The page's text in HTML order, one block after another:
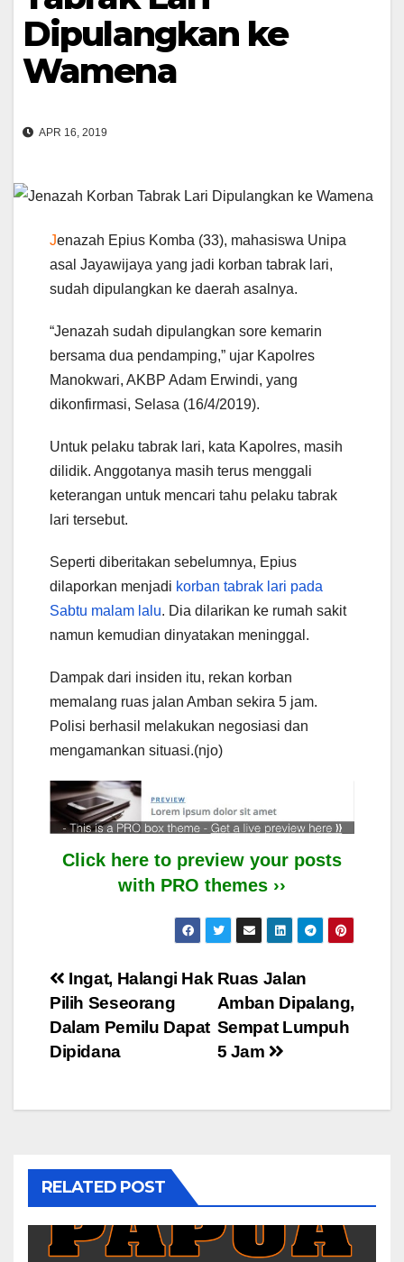
Dipulangkan ke
Wamena
APR 16, 2019
Jenazah Epius Komba (33), mahasiswa Unipa
asal Jayawijaya yang jadi korban tabrak lari,
sudah dipulangkan ke daerah asalnya.
“Jenazah sudah dipulangkan sore kemarin
bersama dua pendamping,” ujar Kapolres
Manokwari, AKBP Adam Erwindi, yang
dikonfirmasi, Selasa (16/4/2019).
Untuk pelaku tabrak lari, kata Kapolres, masih
dilidik. Anggotanya masih terus menggali
keterangan untuk mencari tahu pelaku tabrak
lari tersebut.
Seperti diberitakan sebelumnya, Epius
dilaporkan menjadi korban tabrak lari pada
Sabtu malam lalu. Dia dilarikan ke rumah sakit
namun kemudian dinyatakan meninggal.
Dampak dari insiden itu, rekan korban
memalang ruas jalan Amban sekira 5 jam.
Polisi berhasil melakukan negosiasi dan
mengamankan situasi.(njo)
Click here to preview your posts
with PRO themes ››
Post
navigation
Ruas Jalan
Amban Dipalang,
Sempat Lumpuh
5 Jam
Ingat, Halangi Hak
Pilih Seseorang
Dalam Pemilu Dapat
Dipidana
RELATED POST